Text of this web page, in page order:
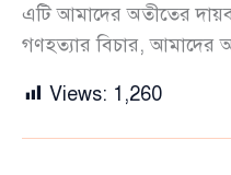
এটি আমাদের অতীতের
গণহত্যার বিচার, আমাদের
Views: 1,260